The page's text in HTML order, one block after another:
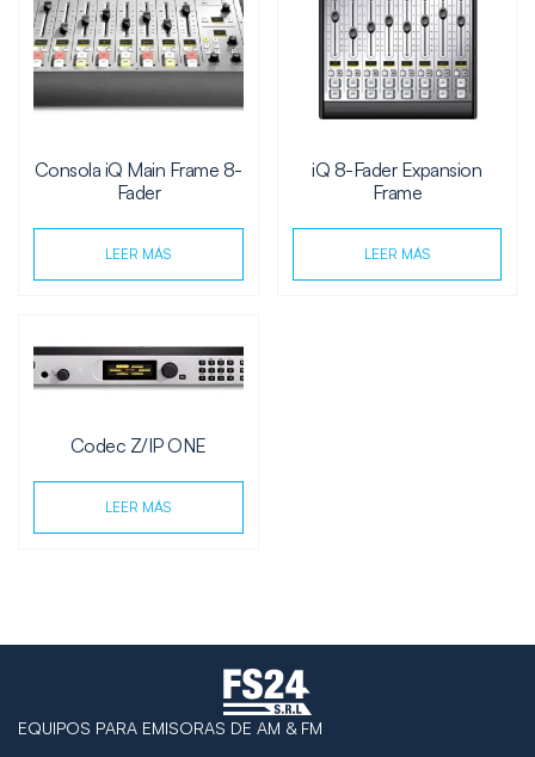
Consola iQ Main Frame 8-
Fader
LEER MÁS
iQ 8-Fader Expansion
Frame
LEER MÁS
Codec Z/IP ONE
LEER MÁS
EQUIPOS PARA EMISORAS DE AM & FM